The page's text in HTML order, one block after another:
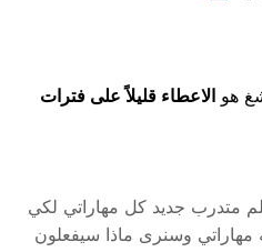
هو الاعطاء قليلاً على فترات
متدرب جديد كل مهاراتي لكي
مهاراتي وسنرى ماذا سيفعلون